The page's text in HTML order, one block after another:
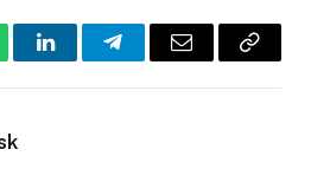
LinkedInTelegramEmail
Copy